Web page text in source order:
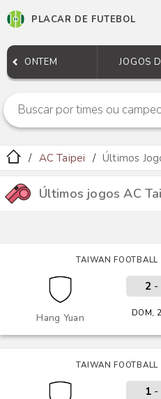
PLACAR DE FUTEBOL
ONTEM JOGOS
AC Taipei Últimos
Últimos jogos AC
TAIWAN FOOTBALL
Hang Yuan
2-
DOM,
TAIWAN FOOTBALL
1-